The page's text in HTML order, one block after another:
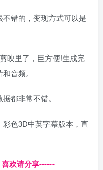
错的，变现方式可以是
映里了，巨方便!生成完
音频。
都非常不错。
色3D中英字幕版本，直
欢请分享------